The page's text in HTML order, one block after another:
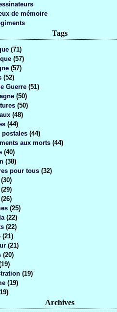
de mémoire
Tags
(71)
(57)
(57)
(52)
Guerre (51)
(50)
(50)
(48)
(44)
postales (44)
aux morts (44)
(40)
(38)
pour tous (32)
(30)
(29)
(26)
(25)
(22)
(22)
(21)
(21)
(20)
(19)
(19)
Archives